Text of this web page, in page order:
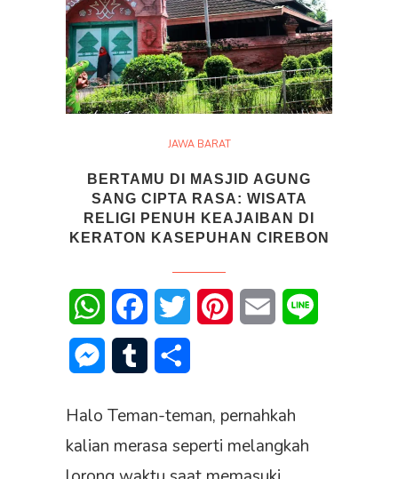
JAWA BARAT
BERTAMU DI MASJID AGUNG
SANG CIPTA RASA: WISATA
RELIGI PENUH KEAJAIBAN DI
KERATON KASEPUHAN CIREBON
WhatsAppFacebookTwitter PinterestEmail
Messenger
Tumblr
Halo Teman-teman, pernahkah
kalian merasa seperti melangkah